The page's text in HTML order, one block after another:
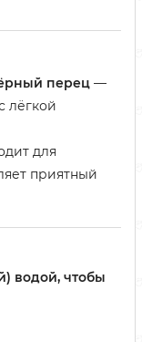
перец —
лёгкой
для
приятный
водой, чтобы